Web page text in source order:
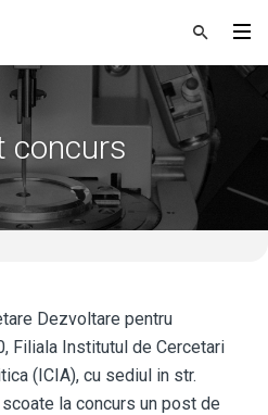
concurs
Dezvoltare pentru
Filiala Institutul de Cercetari
(ICIA), cu sediul in str.
scoate la concurs un post de